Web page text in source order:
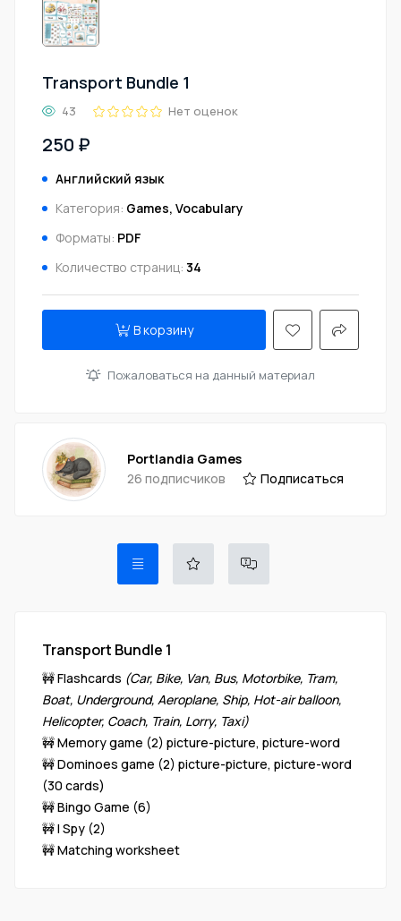
Transport Bundle 1
43 Нет оценок
250 ₽
Английский язык
Категория: Games, Vocabulary
Форматы: PDF
Количество страниц: 34
В корзину
Пожаловаться на данный материал
Portlandia Games
26 подписчиков
Подписаться
Transport Bundle 1
🚧 Flashcards (Car, Bike, Van, Bus, Motorbike, Tram,
Boat, Underground, Aeroplane, Ship, Hot-air balloon,
Helicopter, Coach, Train, Lorry, Taxi)
🚧 Memory game (2) picture-picture, picture-word
🚧 Dominoes game (2) picture-picture, picture-word
(30 cards)
🚧 Bingo Game (6)
🚧 I Spy (2)
🚧 Matching worksheet